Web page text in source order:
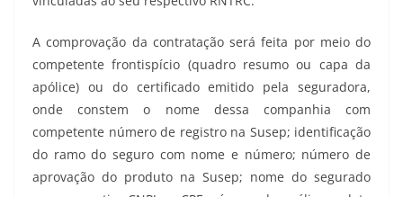
A comprovação da contratação será feita por meio do
competente frontispício (quadro resumo ou capa da
apólice) ou do certificado emitido pela seguradora,
onde constem o nome dessa companhia com
competente número de registro na Susep; identificação
do ramo do seguro com nome e número; número de
aprovação do produto na Susep; nome do segurado